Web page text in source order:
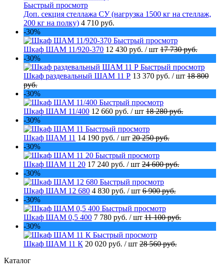
Быстрый просмотр
Доп. секция стеллажа СУ (нагрузка 1500 кг на стеллаж,
200 кг на полку) 4 710 руб.
-30%
Быстрый просмотр
Шкаф ШАМ 11/920-370 12 430 руб. / шт 17 730 руб.
-30%
Быстрый просмотр
Шкаф раздевальный ШАМ 11 Р 13 370 руб. / шт 18 800
руб.
-30%
Быстрый просмотр
Шкаф ШАМ 11/400 12 660 руб. / шт 18 280 руб.
-30%
Быстрый просмотр
Шкаф ШАМ 11 14 190 руб. / шт 20 250 руб.
-30%
Быстрый просмотр
Шкаф ШАМ 11 20 17 240 руб. / шт 24 600 руб.
-30%
Быстрый просмотр
Шкаф ШАМ 12 680 4 830 руб. / шт 6 900 руб.
-30%
Быстрый просмотр
Шкаф ШАМ 0,5 400 7 780 руб. / шт 11 100 руб.
-30%
Быстрый просмотр
Шкаф ШАМ 11 К 20 020 руб. / шт 28 560 руб.
Каталог